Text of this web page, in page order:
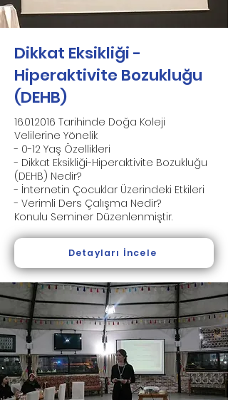
Dikkat Eksikliği -
Hiperaktivite Bozukluğu
(DEHB)
16.01.2016 Tarihinde Doğa Koleji
Velilerine Yönelik
- 0-12 Yaş Özellikleri
- Dikkat Eksikliği-Hiperaktivite Bozukluğu
(DEHB) Nedir?
- İnternetin Çocuklar Üzerindeki Etkileri
- Verimli Ders Çalışma Nedir?
Konulu Seminer Düzenlenmiştir.
Detayları İncele